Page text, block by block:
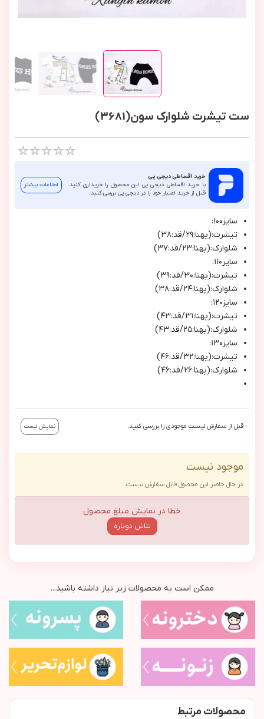
ست تیشرت شلوارک سون(3681)
خرید اقساطی دیجی پی
با خرید اقساطی دیجی پی این محصول را خریداری کنید.
قبل از خرید اعتبار خود را در دیجی پی بررسی کنید.
اطلاعات بیشتر
سايز١٠٠:
تيشرت:(پهنا:٢٩/قد:٣٨)
شلوارك:(پهنا:٢٣/قد:٣٧)
ساير١١٠:
تيشرت:(پهنا:٣٠/قد:٣٩)
شلوارك:(پهنا:٢٤/قد:٣٨)
سايز١٢٠:
تيشرت:(پهنا:٣١/قد:٤٣)
شلوارك:(پهنا:٢٥/قد:٤٣)
سايز١٣٠:
تيشرت:(پهنا:٣٢/قد:٤٦)
شلوارك:(پهنا:٢٦/قد:٤٦)
قبل از سفارش لیست موجودی را بررسی کنید. نمایش لیست
موجود نیست
در حال حاضر این محصول قابل سفارش نیست.
خطا در نمایش مبلغ محصول
تلاش دوباره
ممکن است به محصولات زیر نیاز داشته باشید...
محصولات مرتبط